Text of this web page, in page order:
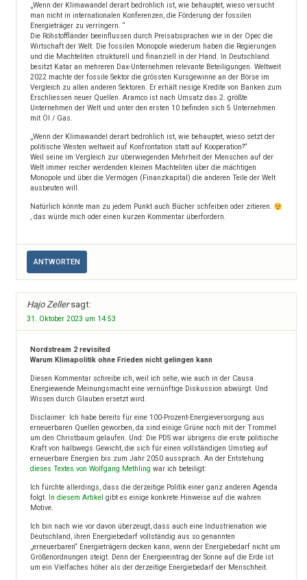
„Wenn der Klimawandel derart bedrohlich ist, wie behauptet, wieso versucht
man nicht in internationalen Konferenzen, die Förderung der fossilen
Energieträger zu verringern. “
Die Röhstoffländer beeinflussen durch Preisabsprachen wie in der Opec die
Wirtschaft der Welt. Die fossilen Monopole wiederum haben die Regierungen
und die Machteliten strukturell und finanziell in der Hand. In Deutschland
besitzt Katar an mehreren Dax-Unternehmen relevante Beteiligungen. Weltweit
2022 machte der fossile Sektor die grössten Kursgewinne an der Börse im
Vergleich zu allen anderen Sektoren. Er erhält riesige Kredite von Banken zum
Erschliessen neuer Quellen. Aramco ist nach Umsatz das 2. größte
Unternehmen der Welt und unter den ersten 10 befinden sich 5 Unternehmen
mit Öl / Gas.
„Wenn der Klimawandel derart bedrohlich ist, wie behauptet, wieso setzt der
politische Westen weltweit auf Konfrontation statt auf Kooperation?“
Weil seine im Vergleich zur überwiegenden Mehrheit der Menschen auf der
Welt immer reicher werdenden kleinen Machteliten über die mächtigen
Monopole und über die Vermögen (Finanzkapital) die anderen Teile der Welt
ausbeuten will.
Natürlich könnte man zu jedem Punkt auch Bücher schfeiben oder zitieren.
, das würde mich oder einen kurzen Kommentar überfordern.
ANTWORTEN
Hajo Zeller sagt:
31. Oktober 2023 um 14:53
Nordstream 2 revisited
Warum Klimapolitik ohne Frieden nicht gelingen kann
Diesen Kommentar schreibe ich, weil ich sehe, wie auch in der Causa
Energiewende Meinungsmacht eine vernünftige Diskussion abwürgt. Und
Wissen durch Glauben ersetzt wird.
Disclaimer: Ich habe bereits für eine 100-Prozent-Energieversorgung aus
erneuerbaren Quellen geworben, da sind einige Grüne noch mit der Trommel
um den Christbaum gelaufen. Und: Die PDS war übrigens die erste politische
Kraft von halbwegs Gewicht, die sich für einen vollständigen Umstieg auf
erneuerbare Energien bis zum Jahr 2050 aussprach. An der Entstehung
dieses Textes von Wolfgang Methling war ich beteiligt:
Ich fürchte allerdings, dass die derzeitige Politik einer ganz anderen Agenda
folgt.
In diesem Artikel gibt es einige konkrete Hinweise auf die wahren
Motive.
Ich bin nach wie vor davon überzeugt, dass auch eine Industrienation wie
Deutschland, ihren Energiebedarf vollständig aus so genannten
„erneuerbaren“ Energieträgern decken kann, wenn der Energiebedarf nicht um
Größenordnungen steigt. Denn der Energieeintrag der Sonne auf die Erde ist
um ein Vielfaches höher als der derzeitige Energiebedarf der Menschheit.